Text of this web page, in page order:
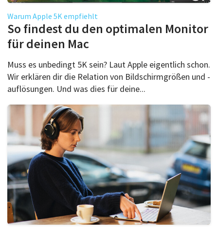
Warum Apple 5K empfiehlt
So findest du den optimalen Monitor
für deinen Mac
Muss es unbedingt 5K sein? Laut Apple eigentlich schon.
Wir erklären dir die Relation von Bildschirmgrößen und -
auflösungen. Und was dies für deine...